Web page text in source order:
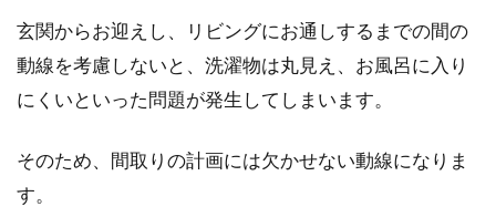
ザイ...
き栓のチェックや対処法
玄関からお迎えし、リビングにお通しするまでの間の
動線を考慮しないと、洗濯物は丸見え、お風呂に入り
にくいといった問題が発生してしまいます。
そのため、間取りの計画には欠かせない動線になりま
す。